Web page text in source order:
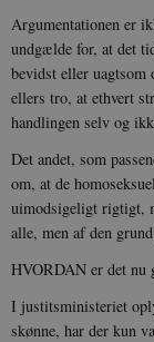
Argumentationen er
undgælde for, at det
bevidst eller
ellers tro, at ethvert
handlingen selv og
Det andet, som
om, at de
uimodsigeligt rigtigt,
alle, men af den
HVORDAN er det nu
I justitsministeriet
skønne, har der kun